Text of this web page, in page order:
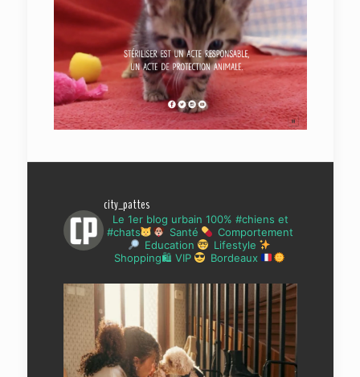
city_pattes
Le 1er blog urbain 100% #chiens et
#chats
Santé
Comportement
Education
Lifestyle
Shopping🛍 VIP
Bordeaux